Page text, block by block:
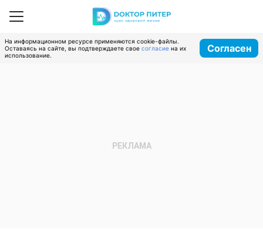
На информационном ресурсе применяются cookie-файлы.
Оставаясь на сайте, вы подтверждаете свое согласие на их
использование.
Согласен